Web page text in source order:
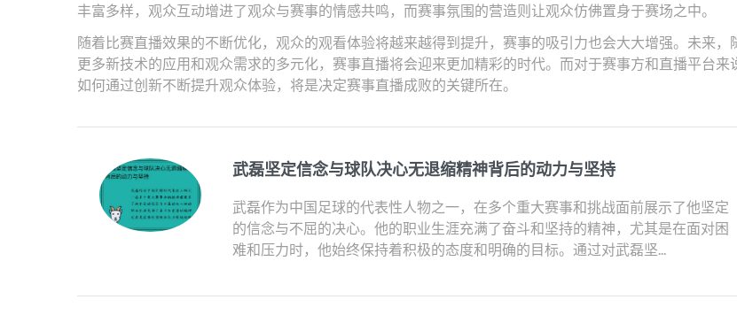
丰富多样，观众互动增进了观众与赛事的情感共鸣，而赛事氛围的营造则让观众仿佛置身于赛场之中。
随着比赛直播效果的不断优化，观众的观看体验将越来越得到提升，赛事的吸引力也会大大增强。未来，
更多新技术的应用和观众需求的多元化，赛事直播将会迎来更加精彩的时代。而对于赛事方和直播平台来
如何通过创新不断提升观众体验，将是决定赛事直播成败的关键所在。
武磊坚定信念与球队决心无退缩精神背后的动力与坚持
武磊作为中国足球的代表性人物之一，在多个重大赛事和挑战面前展示了他坚定
的信念与不屈的决心。他的职业生涯充满了奋斗和坚持的精神，尤其是在面对困
难和压力时，他始终保持着积极的态度和明确的目标。通过对武磊坚...